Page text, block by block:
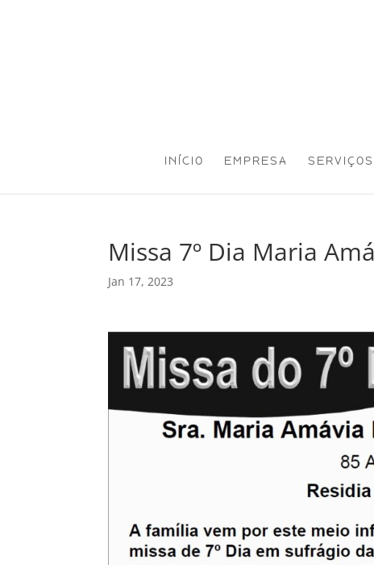
INÍCIO EMPRESA SERVIÇOS
Missa 7º Dia Maria
Jan 17, 2023